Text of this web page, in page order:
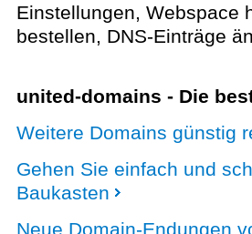
Einstellungen, Webspace
bestellen, DNS-Einträge
united-domains - Die
Weitere Domains günstig
Gehen Sie einfach und
Baukasten
Neue Domain-Endungen